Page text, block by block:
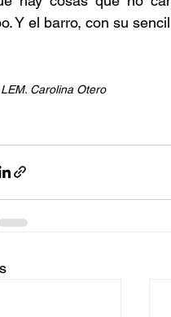
Y el barro, con su
Carolina Otero